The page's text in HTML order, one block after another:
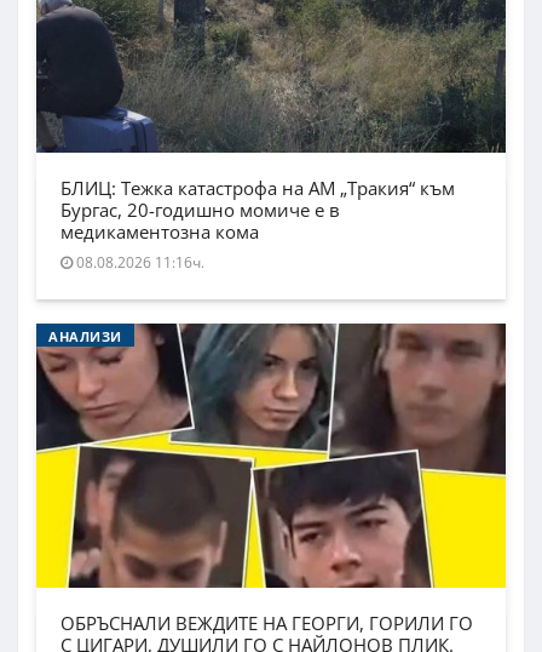
БЛИЦ: Тежка катастрофа на АМ „Тракия“ към
Бургас, 20-годишно момиче е в
медикаментозна кома
08.08.2026 11:16ч.
АНАЛИЗИ
ОБРЪСНАЛИ ВЕЖДИТЕ НА ГЕОРГИ, ГОРИЛИ ГО
С ЦИГАРИ, ДУШИЛИ ГО С НАЙЛОНОВ ПЛИК.